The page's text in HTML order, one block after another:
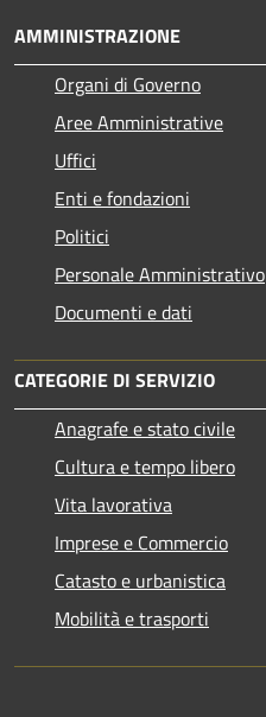
AMMINISTRAZIONE
Organi di Governo
Aree Amministrative
Uffici
Enti e fondazioni
Politici
Personale Amministrativo
Documenti e dati
CATEGORIE DI SERVIZIO
Anagrafe e stato civile
Cultura e tempo libero
Vita lavorativa
Imprese e Commercio
Catasto e urbanistica
Mobilità e trasporti